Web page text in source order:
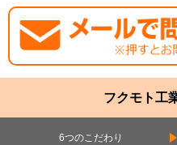
フクモト工
6つのこだわり